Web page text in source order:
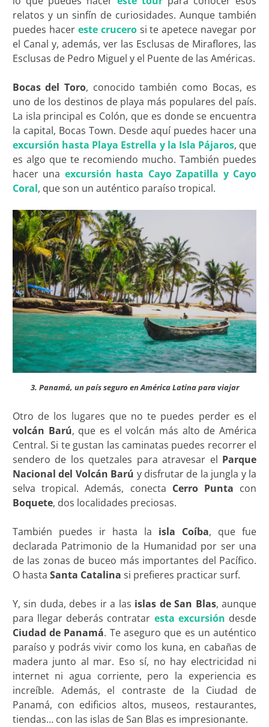
relatos y un sinfín de curiosidades. Aunque también
puedes hacer este crucerosi te apetece navegar por
el Canal y, además, ver las Esclusas de Miraflores, las
Esclusas de Pedro Miguel y el Puente de las Américas.
Bocas del Toro, conocido también como Bocas, es
uno de los destinos de playa más populares del país.
La isla principal es Colón, que es donde se encuentra
la capital, Bocas Town. Desde aquí puedes hacer una
excursión hasta Playa Estrella y la Isla Pájaros, que
es algo que te recomiendo mucho. También puedes
hacer una excursión hasta Cayo Zapatilla y Cayo
Coral, que son un auténtico paraíso tropical.
3. Panamá, un país seguro en América Latina para viajar
Otro de los lugares que no te puedes perder es el
volcán Barú, que es el volcán más alto de América
Central. Si te gustan las caminatas puedes recorrer el
sendero de los quetzales para atravesar el Parque
Nacional del Volcán Barú y disfrutar de la jungla y la
selva tropical. Además, conecta Cerro Punta con
Boquete, dos localidades preciosas.
También puedes ir hasta la isla Coíba, que fue
declarada Patrimonio de la Humanidad por ser una
de las zonas de buceo más importantes del Pacífico.
O hasta Santa Catalina si prefieres practicar surf.
Y, sin duda, debes ir a las islas de San Blas, aunque
para llegar deberás contratar esta excursión desde
Ciudad de Panamá. Te aseguro que es un auténtico
paraíso y podrás vivir como los kuna, en cabañas de
madera junto al mar. Eso sí, no hay electricidad ni
internet ni agua corriente, pero la experiencia es
increíble. Además, el contraste de la Ciudad de
Panamá, con edificios altos, museos, restaurantes,
tiendas… con las islas de San Blas es impresionante.